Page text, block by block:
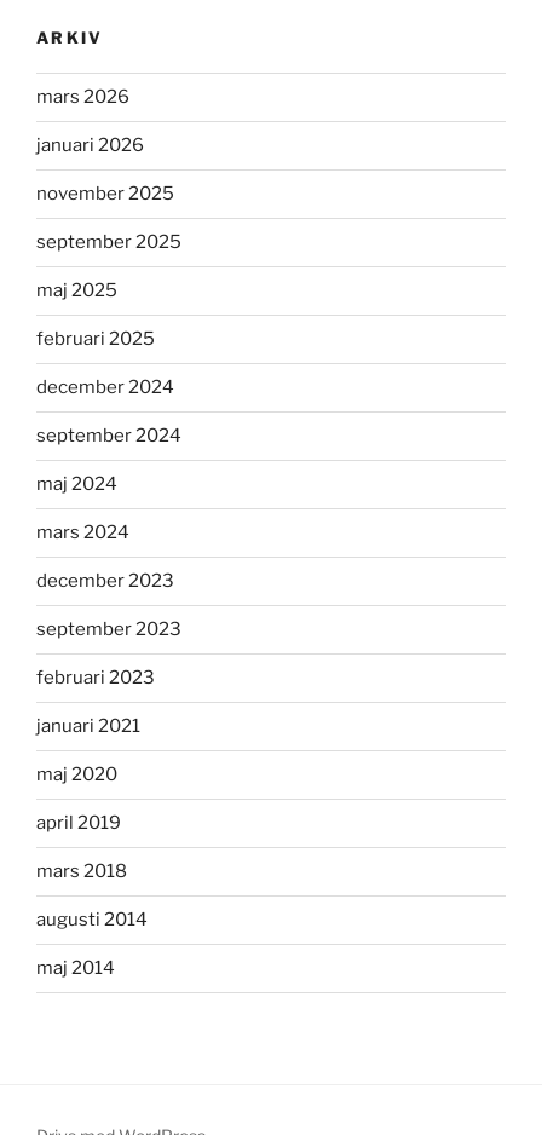
ARKIV
mars 2026
januari 2026
november 2025
september 2025
maj 2025
februari 2025
december 2024
september 2024
maj 2024
mars 2024
december 2023
september 2023
februari 2023
januari 2021
maj 2020
april 2019
mars 2018
augusti 2014
maj 2014